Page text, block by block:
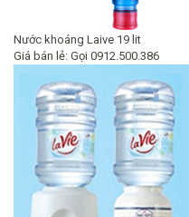
Nước khoáng Laive 19 lit
Giá bán lẻ: Gọi 0912.500.386